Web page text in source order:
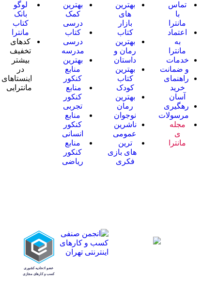
تماس
با
مانترا
اعتماد
به
مانترا
خدمات
و ضمانت
راهنمای
خرید
آسان
رهگیری
مرسولات
مجله
ی
مانترا
بهترین
های
بازار
کتاب
بهترین
رمان و
داستان
بهترین
کتاب
کودک
بهترین
رمان
نوجوان
ناشرین
عمومی
ترین
های بازی
فکری
بهترین
کمک
درسی
کتاب
درسی
مدرسه
بهترین
منابع
کنکور
منابع
کنکور
تجربی
منابع
کنکور
انسانی
منابع
کنکور
ریاضی
لوگو
بانک
کتاب
مانترا
کدهای
تخفیف
بیشتر
در
اینستاهای
مانترایی